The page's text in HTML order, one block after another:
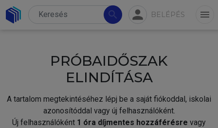
search person BELÉPÉS menu
PRÓBAIDŐSZAK
ELINDÍTÁSA
A tartalom megtekintéséhez lépj be a saját fiókoddal, iskolai
azonosítóddal vagy új felhasználóként.
Új felhasználóként 1 óra díjmentes hozzáférésre vagy